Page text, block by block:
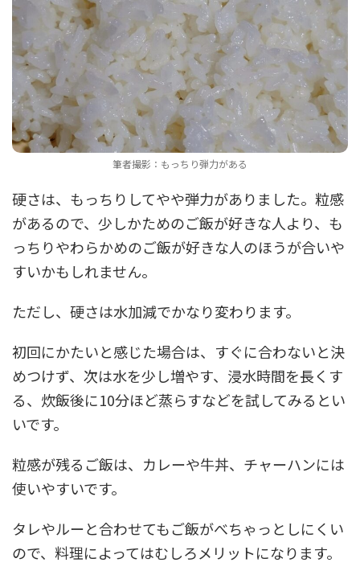
筆者撮影：もっちり弾力がある
硬さは、もっちりしてやや弾力がありました。粒感
があるので、少しかためのご飯が好きな人より、も
っちりやわらかめのご飯が好きな人のほうが合いや
すいかもしれません。
ただし、硬さは水加減でかなり変わります。
初回にかたいと感じた場合は、すぐに合わないと決
めつけず、次は水を少し増やす、浸水時間を長くす
る、炊飯後に10分ほど蒸らすなどを試してみるとい
いです。
粒感が残るご飯は、カレーや牛丼、チャーハンには
使いやすいです。
タレやルーと合わせてもご飯がべちゃっとしにくい
ので、料理によってはむしろメリットになります。